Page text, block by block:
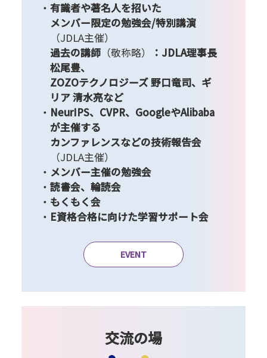
有識者や著名人を招いた
メンバー限定の勉強会/特別講演
（JDLA主催）
過去の講師（敬称略）
：JDLA理事長
松尾豊、
ZOZOテクノロジーズ 野口竜司、ギ
リア 清水亮など
NeurIPS、CVPR、GoogleやAlibaba
が主催する
カンファレンスなどの技術報告会
（JDLA主催）
メンバー主催の勉強会
読書会、輪読会
もくもく会
E資格合格に向けた学習サポート会
EVENT
交流の場